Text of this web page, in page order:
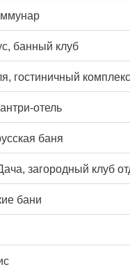
банный клуб
гостиничный комплекс
отель
баня
загородный клуб
бани